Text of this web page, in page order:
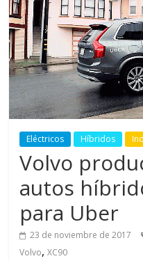
Eléctricos Híbridos
Volvo
autos
para Uber
23 de noviembre de 2017
Volvo,XC90